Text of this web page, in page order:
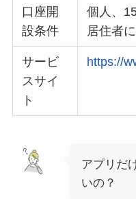
口座開
設条件
個人、
居住者
サービ
スサイ
ト
https://
アプリだ
いの？